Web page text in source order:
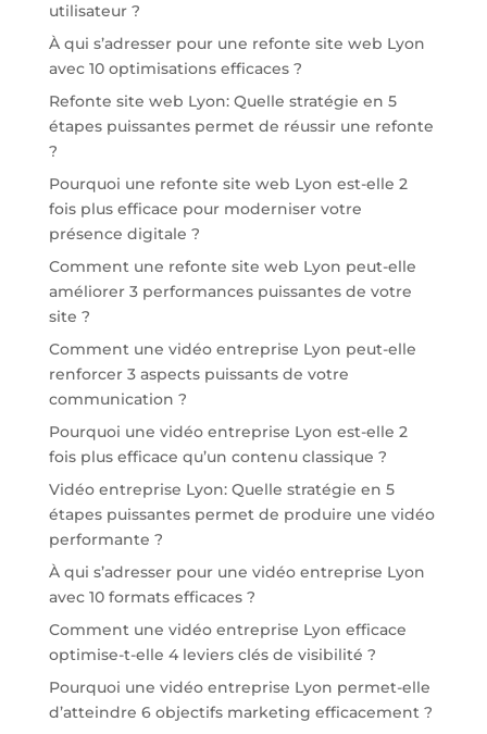
utilisateur ?
À qui s’adresser pour une refonte site web Lyon
avec 10 optimisations efficaces ?
Refonte site web Lyon: Quelle stratégie en 5
étapes puissantes permet de réussir une refonte
?
Pourquoi une refonte site web Lyon est-elle 2
fois plus efficace pour moderniser votre
présence digitale ?
Comment une refonte site web Lyon peut-elle
améliorer 3 performances puissantes de votre
site ?
Comment une vidéo entreprise Lyon peut-elle
renforcer 3 aspects puissants de votre
communication ?
Pourquoi une vidéo entreprise Lyon est-elle 2
fois plus efficace qu’un contenu classique ?
Vidéo entreprise Lyon: Quelle stratégie en 5
étapes puissantes permet de produire une vidéo
performante ?
À qui s’adresser pour une vidéo entreprise Lyon
avec 10 formats efficaces ?
Comment une vidéo entreprise Lyon efficace
optimise-t-elle 4 leviers clés de visibilité ?
Pourquoi une vidéo entreprise Lyon permet-elle
d’atteindre 6 objectifs marketing efficacement ?